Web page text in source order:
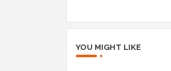
YOU MIGHT LIKE